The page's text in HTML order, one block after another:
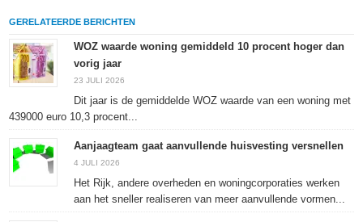
Facebook
(Wordt
een
nieuw
venster
geopend)
delen
(Wordt
een
nieuw
venster
geopend)
Twitter
(Wordt
een
venster
geopend)
nieuw
venster
GERELATEERDE BERICHTEN
WOZ waarde woning gemiddeld 10 procent hoger dan
vorig jaar
23 JULI 2026
Dit jaar is de gemiddelde WOZ waarde van een woning met
439000 euro 10,3 procent...
Aanjaagteam gaat aanvullende huisvesting versnellen
4 JULI 2026
Het Rijk, andere overheden en woningcorporaties werken
aan het sneller realiseren van meer aanvullende vormen...